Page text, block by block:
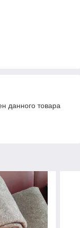
данного товара